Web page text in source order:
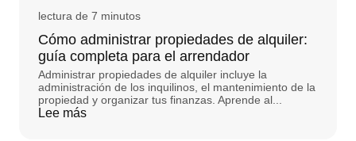
lectura de 7 minutos
Cómo administrar propiedades de alquiler:
guía completa para el arrendador
Administrar propiedades de alquiler incluye la
administración de los inquilinos, el mantenimiento de la
propiedad y organizar tus finanzas. Aprende al...
Lee más